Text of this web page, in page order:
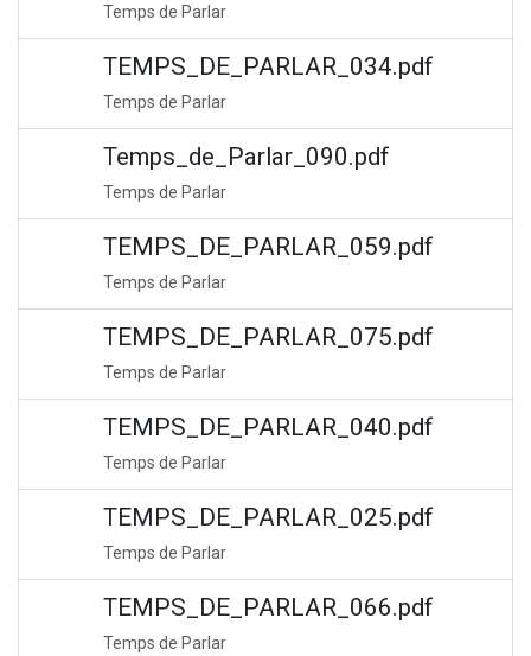
Temps de Parlar
TEMPS_DE_PARLAR_034.pdf
Temps de Parlar
Temps_de_Parlar_090.pdf
Temps de Parlar
TEMPS_DE_PARLAR_059.pdf
Temps de Parlar
TEMPS_DE_PARLAR_075.pdf
Temps de Parlar
TEMPS_DE_PARLAR_040.pdf
Temps de Parlar
TEMPS_DE_PARLAR_025.pdf
Temps de Parlar
TEMPS_DE_PARLAR_066.pdf
Temps de Parlar